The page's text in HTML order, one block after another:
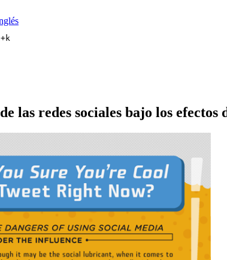
las redes sociales bajo los efectos